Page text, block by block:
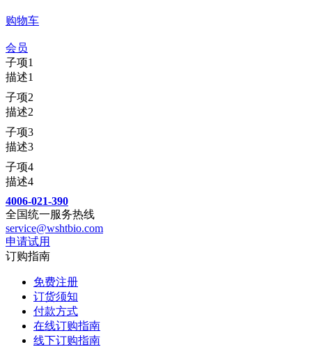
购物车
会员
子项1
描述1
子项2
描述2
子项3
描述3
子项4
描述4
4006-021-390
全国统一服务热线
service@wshtbio.com
申请试用
订购指南
免费注册
订货须知
付款方式
在线订购指南
线下订购指南